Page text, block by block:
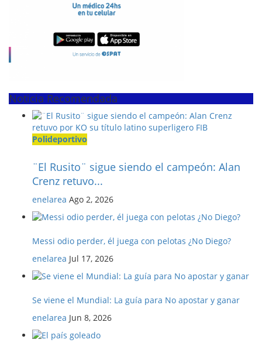
Noticia Recomendada
Polideportivo
¨El Rusito¨ sigue siendo el campeón: Alan
Crenz retuvo...
enelarea Ago 2, 2026
Messi odio perder, él juega con pelotas ¿No Diego?
enelarea Jul 17, 2026
Se viene el Mundial: La guía para No apostar y ganar
enelarea Jun 8, 2026